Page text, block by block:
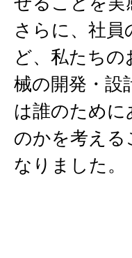
さらに、社員
ど、私たち
械の開発・設
は誰のため
のかを考える
なりました。